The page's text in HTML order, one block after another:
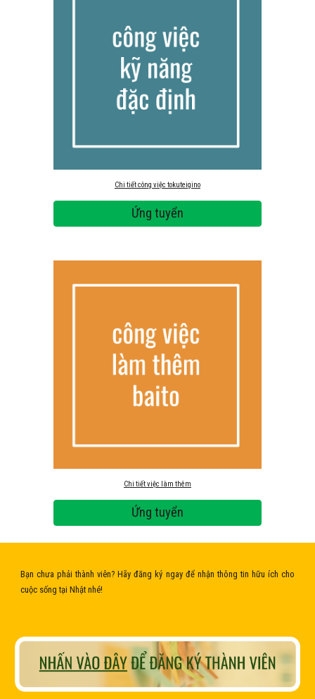
Chi tiết công việc tokuteigino
Ứng tuyển
Chi tiết việc làm thêm
Ứng tuyển
Bạn chưa phải thành viên? Hãy đăng ký ngay để nhận thông tin hữu ích cho
cuộc sống tại Nhật nhé!